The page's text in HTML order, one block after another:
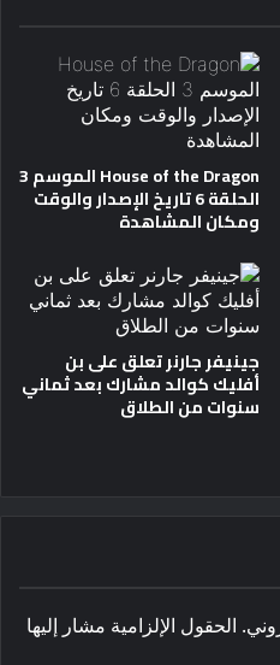
House of the Dragon الموسم 3
الحلقة 6 تاريخ الإصدار والوقت
ومكان المشاهدة
جينيفر جارنر تعلق على بن
أفليك كوالد مشارك بعد ثماني
سنوات من الطلاق
الحقول الإلزامية مشار إليها